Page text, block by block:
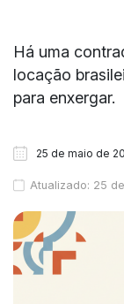
Há uma
locação
para enxergar.
25 de maio de
Atualizado: 25